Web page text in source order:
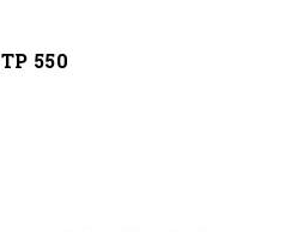
TP 550